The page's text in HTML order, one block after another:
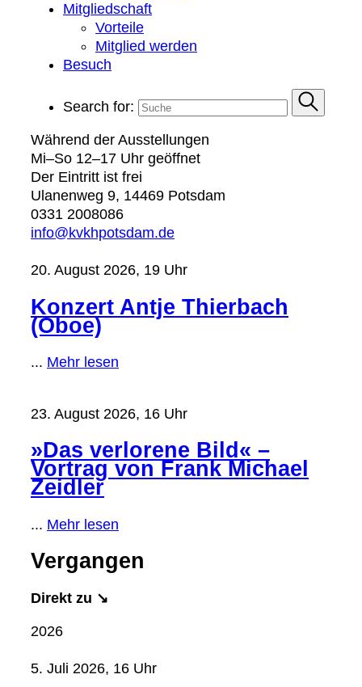
Mitgliedschaft
Vorteile
Mitglied werden
Besuch
Search for:
Während der Ausstellungen
Mi–So 12–17 Uhr geöffnet
Der Eintritt ist frei
Ulanenweg 9, 14469 Potsdam
0331 2008086
info@kvkhpotsdam.de
20. August 2026, 19 Uhr
Konzert Antje Thierbach
(Oboe)
... Mehr lesen
23. August 2026, 16 Uhr
»Das verlorene Bild« –
Vortrag von Frank Michael
Zeidler
... Mehr lesen
Vergangen
Direkt zu ↘
2026
5. Juli 2026, 16 Uhr